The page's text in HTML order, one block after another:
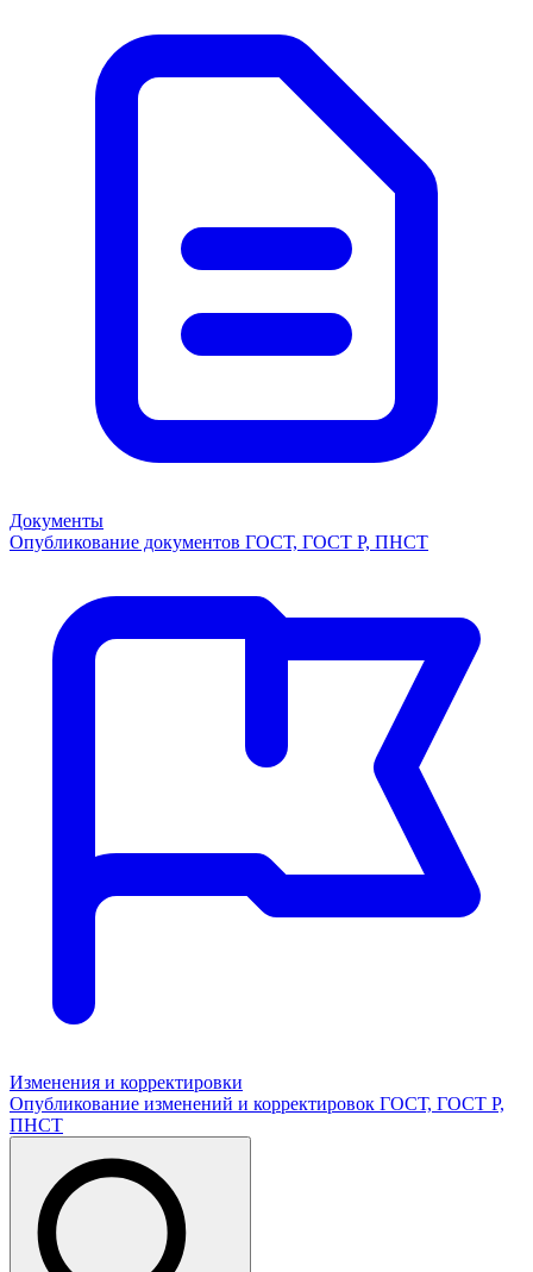
Документы
Опубликование документов ГОСТ, ГОСТ Р, ПНСТ
Изменения и корректировки
Опубликование изменений и корректировок ГОСТ, ГОСТ Р,
ПНСТ